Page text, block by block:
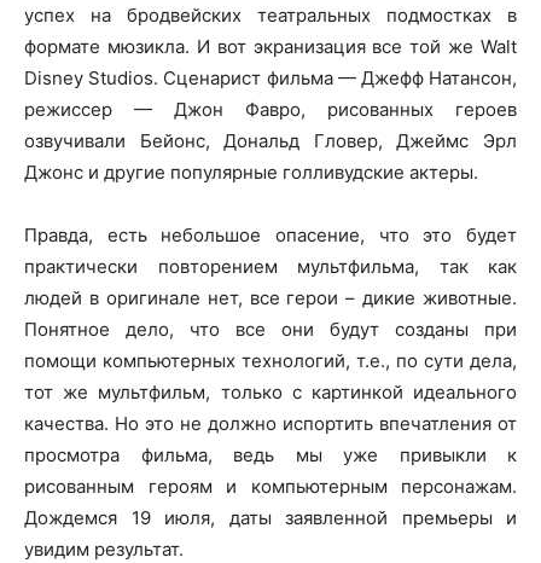
успех на бродвейских театральных подмостках в
формате мюзикла. И вот экранизация все той же Walt
Disney Studios. Сценарист фильма — Джефф Натансон,
режиссер — Джон Фавро, рисованных героев
озвучивали Бейонс, Дональд Гловер, Джеймс Эрл
Джонс и другие популярные голливудские актеры.
Правда, есть небольшое опасение, что это будет
практически повторением мультфильма, так как
людей в оригинале нет, все герои – дикие животные.
Понятное дело, что все они будут созданы при
помощи компьютерных технологий, т.е., по сути дела,
тот же мультфильм, только с картинкой идеального
качества. Но это не должно испортить впечатления от
просмотра фильма, ведь мы уже привыкли к
рисованным героям и компьютерным персонажам.
Дождемся 19 июля, даты заявленной премьеры и
увидим результат.